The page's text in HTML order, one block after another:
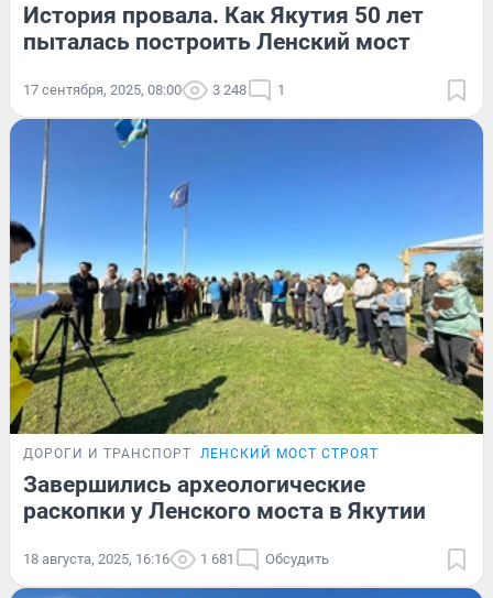
История провала. Как Якутия 50 лет
пыталась построить Ленский мост
17 сентября, 2025, 08:00 3 248 1
ДОРОГИ И ТРАНСПОРТ ЛЕНСКИЙ МОСТ СТРОЯТ
Завершились археологические
раскопки у Ленского моста в Якутии
18 августа, 2025, 16:16 1 681 Обсудить